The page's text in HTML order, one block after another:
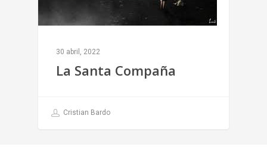
30 abril, 2022
La Santa Compaña
Cristian Bardo